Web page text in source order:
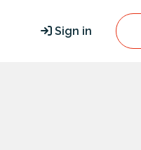
Sign in